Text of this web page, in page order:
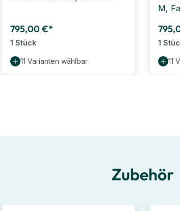
795,00 €*
1 Stück
11 Varianten wählbar
M,
1
11
Zubehör